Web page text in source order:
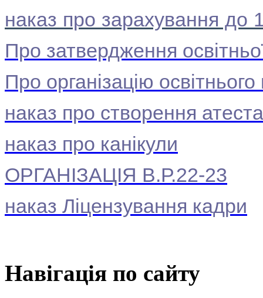
наказ про зарахування до
Про затвердження
Про організацію
наказ про створення
наказ про канікули
ОРГАНІЗАЦІЯ В.Р.22-23
наказ Ліцензування кадри
Навігація по сайту